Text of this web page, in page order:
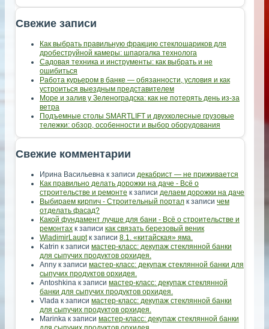
Свежие записи
Как выбрать правильную фракцию стеклошариков для
дробеструйной камеры: шпаргалка технолога
Садовая техника и инструменты: как выбрать и не
ошибиться
Работа курьером в банке — обязанности, условия и как
устроиться выездным представителем
Море и залив у Зеленоградска: как не потерять день из-за
ветра
Подъемные столы SMARTLIFT и двухколесные грузовые
тележки: обзор, особенности и выбор оборудования
Свежие комментарии
Ирина Васильевна к записи декабрист — не приживается
Как правильно делать дорожки на даче - Всё о
строительстве и ремонте к записи делаем дорожки на даче
Выбираем кирпич - Строительный портал к записи чем
отделать фасад?
Какой фундамент лучше для бани - Всё о строительстве и
ремонтах к записи как связать березовый веник
WladimirLauptк записи 8.1. «китайская» яма.
Katrin к записи мастер-класс: декупаж стеклянной банки
для сыпучих продуктов орхидея.
Anny к записи мастер-класс: декупаж стеклянной банки для
сыпучих продуктов орхидея.
Antoshkina к записи мастер-класс: декупаж стеклянной
банки для сыпучих продуктов орхидея.
Vlada к записи мастер-класс: декупаж стеклянной банки
для сыпучих продуктов орхидея.
Marinka к записи мастер-класс: декупаж стеклянной банки